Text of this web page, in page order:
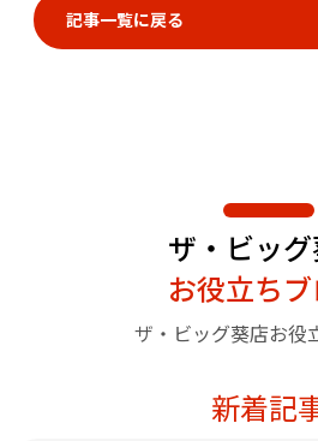
記事一覧に戻る
ザ・ビッ
お役立ち
ザ・ビッグ葵店お役
新着記